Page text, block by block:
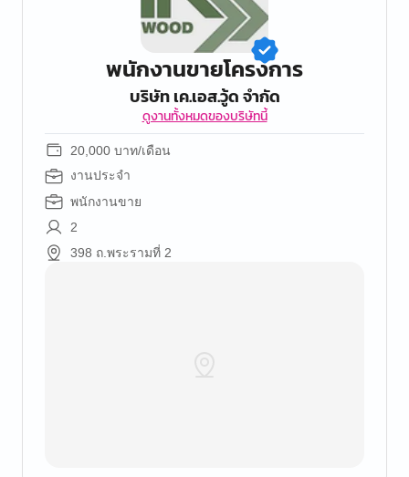
พนักงานขายโครงการ
บริษัท เค.เอส.วู้ด จำกัด
ดูงานทั้งหมดของบริษัทนี้
20,000 บาท/เดือน
งานประจำ
พนักงานขาย
2
398 ถ.พระรามที่ 2